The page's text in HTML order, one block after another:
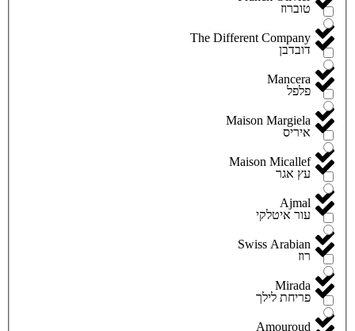
The Different Company
Mancera
Maison Margiela
Maison Micallef
Ajmal
Swiss Arabian
Mirada
Amouroud
טוברוז
דובדבן
פלפל
איריס
עץ אגר
עור איטלקי
רוז
פריחת לילך